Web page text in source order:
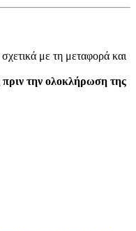
με τη μεταφορά και
πριν την ολοκλήρωση της